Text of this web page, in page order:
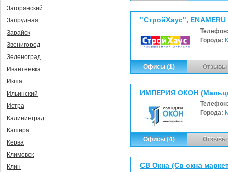
"СтройХаус",
Города:
Офисы (1) Отзывы
ИМПЕРИЯ ОКОН
Города:
Офисы (4) Отзывы
СВ Окна (Св окна
Загорянский
Запрудная
Зарайск
Звенигород
Зеленоград
Ивантеевка
Икша
Ильинский
Истра
Калининград
Кашира
Керва
Климовск
Клин